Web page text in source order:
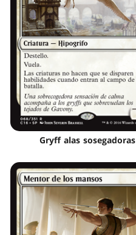
Gryff alas sosegadoras